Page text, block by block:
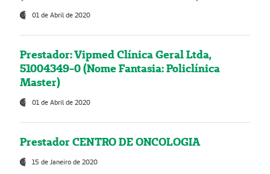
01 de Abril de 2020
Prestador: Vipmed Clínica Geral Ltda,
51004349-0 (Nome Fantasia: Policlínica
Master)
01 de Abril de 2020
Prestador CENTRO DE ONCOLOGIA
15 de Janeiro de 2020